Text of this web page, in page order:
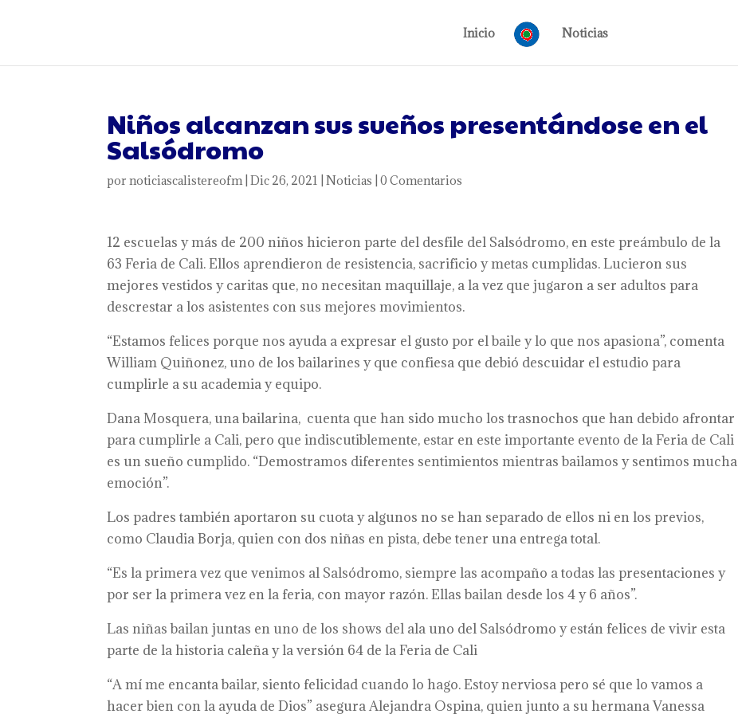
Inicio Noticias
Niños alcanzan sus sueños presentándose en el
Salsódromo
pornoticiascalistereofm|Dic 26, 2021 |Noticias |0 Comentarios
12 escuelas y más de 200 niños hicieron parte del desfile del Salsódromo, en este preámbulo de la
63 Feria de Cali. Ellos aprendieron de resistencia, sacrificio y metas cumplidas. Lucieron sus
mejores vestidos y caritas que, no necesitan maquillaje, a la vez que jugaron a ser adultos para
descrestar a los asistentes con sus mejores movimientos.
“Estamos felices porque nos ayuda a expresar el gusto por el baile y lo que nos apasiona”, comenta
William Quiñonez, uno de los bailarines y que confiesa que debió descuidar el estudio para
cumplirle a su academia y equipo.
Dana Mosquera, una bailarina, cuenta que han sido mucho los trasnochos que han debido afrontar
para cumplirle a Cali, pero que indiscutiblemente, estar en este importante evento de la Feria de Cali
es un sueño cumplido. “Demostramos diferentes sentimientos mientras bailamos y sentimos mucha
emoción”.
Los padres también aportaron su cuota y algunos no se han separado de ellos ni en los previos,
como Claudia Borja, quien con dos niñas en pista, debe tener una entrega total.
“Es la primera vez que venimos al Salsódromo, siempre las acompaño a todas las presentaciones y
por ser la primera vez en la feria, con mayor razón. Ellas bailan desde los 4 y 6 años”.
Las niñas bailan juntas en uno de los shows del ala uno del Salsódromo y están felices de vivir esta
parte de la historia caleña y la versión 64 de la Feria de Cali
“A mí me encanta bailar, siento felicidad cuando lo hago. Estoy nerviosa pero sé que lo vamos a
hacer bien con la ayuda de Dios” asegura Alejandra Ospina, quien junto a su hermana Vanessa